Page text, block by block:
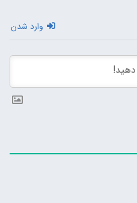
وارد شدن